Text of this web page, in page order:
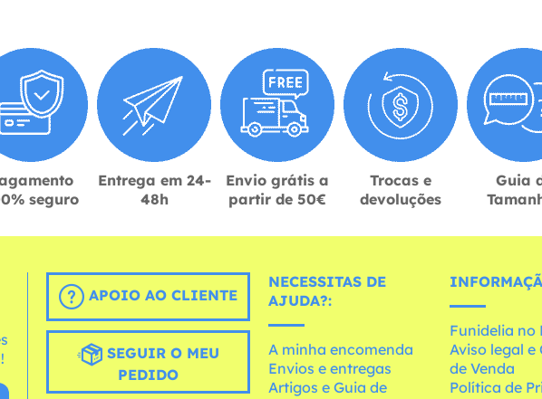
seguro
Entrega em 24-
48h
Envio grátis a
partir de 50€
Trocas e
devoluções
Guia
APOIO AO CLIENTE
SEGUIR O MEU
PEDIDO
NECESSITAS DE
AJUDA?:
A minha encomenda
Envios e entregas
Artigos e Guia de
Funidelia no
Aviso legal e
de Venda
Política de